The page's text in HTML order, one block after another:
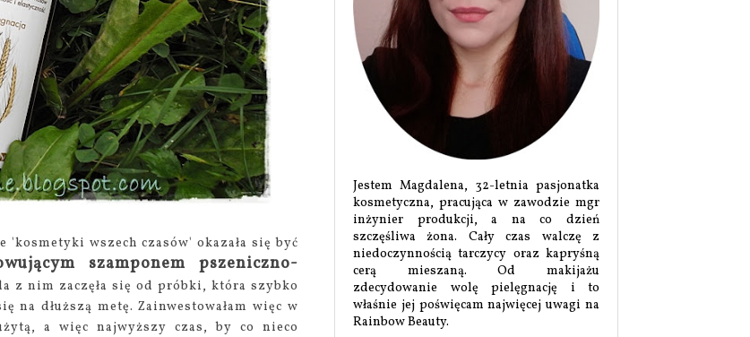
'kosmetyki wszech czasów' okazała się być
szamponem pszeniczno-
z nim zaczęła się od próbki, która szybko
na dłuższą metę. Zainwestowałam więc w
a więc najwyższy czas, by co nieco
Jestem Magdalena, 32-letnia pasjonatka
kosmetyczna, pracująca w zawodzie mgr
inżynier produkcji, a na co dzień
szczęśliwa żona. Cały czas walczę z
niedoczynnością tarczycy oraz kapryśną
cerą mieszaną. Od makijażu
zdecydowanie wolę pielęgnację i to
właśnie jej poświęcam najwięcej uwagi na
Rainbow Beauty.